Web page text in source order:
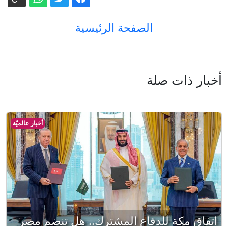
الصفحة الرئيسية
أخبار ذات صلة
أخبار عالميّة
اتفاق مكة للدفاع المشترك.. هل تنضم مصر